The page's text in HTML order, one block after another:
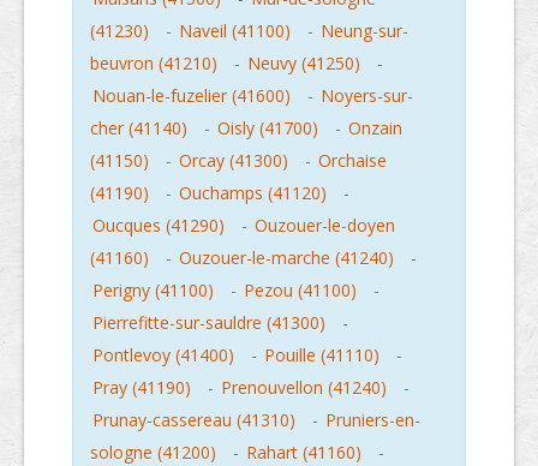
(41230)
- Naveil (41100) - Neung-sur-
beuvron (41210)
- Neuvy (41250)
-
Nouan-le-fuzelier (41600)
- Noyers-sur-
cher (41140)
- Oisly (41700) - Onzain
(41150)
- Orcay (41300) - Orchaise
(41190)
- Ouchamps (41120)
-
Oucques (41290)
- Ouzouer-le-doyen
(41160)
- Ouzouer-le-marche (41240)
-
Perigny (41100)
- Pezou (41100)
-
Pierrefitte-sur-sauldre (41300)
-
Pontlevoy (41400)
- Pouille (41110)
-
Pray (41190)
- Prenouvellon (41240)
-
Prunay-cassereau (41310)
- Pruniers-en-
sologne (41200)
- Rahart (41160)
-